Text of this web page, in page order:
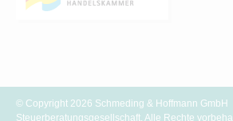
© Copyright 2026 Schmeding & Hoffmann GmbH
Steuerberatungsgesellschaft. Alle Rechte